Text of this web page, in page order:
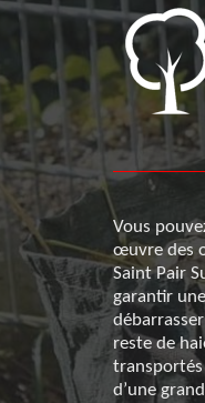
50
déchets
les travaux
l’équipe de
pour
ainsi que
sera à
de
marché. Si
les
Vous
œuvre des
Saint Pair
garantir
reste de
transportés
d’une